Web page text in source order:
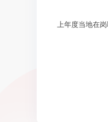
上年度当地在